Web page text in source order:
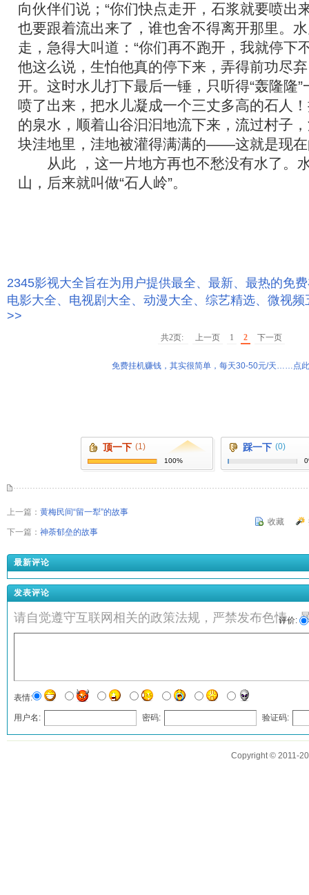
向伙伴们说；“你们快点走开，石浆就要喷出
也要跟着流出来了，谁也舍不得离开那里。
走，急得大叫道：“你们再不跑开，我就停下
他这么说，生怕他真的停下来，弄得前功尽
开。这时水儿打下最后一锤，只听得“轰隆隆
喷了出来，把水儿凝成一个三丈多高的石人
的泉水，顺着山谷汩汩地流下来，流过村子
块洼地里，洼地被灌得满满的——这就是现
从此 ，这一片地方再也不愁没有水了。
山，后来就叫做“石人岭”。
2345影视大全旨在为用户提供最全、最新、最热的免
电影大全、电视剧大全、动漫大全、综艺精选、微视
>>
共2页: 上一页 1 2 下一页
免费挂机赚钱，其实很简单，每天30-50元/天……点
顶一下 (1)
100%
踩一下 (0)
上一篇： 黄梅民间“留一犁”的故事
下一篇： 神荼郁垒的故事
收藏
最新评论
发表评论
请自觉遵守互联网相关的政策法规，严禁发布色情、
评价:
表情:
用户名: 密码: 验证码:
发表评论
Copyright © 2011-